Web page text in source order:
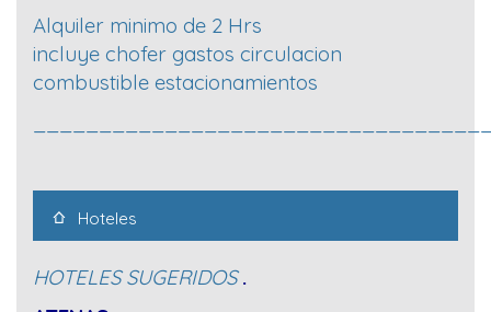
Alquiler minimo de 2 Hrs
incluye chofer gastos circulacion
combustible estacionamientos
Hoteles
HOTELES SUGERIDOS.